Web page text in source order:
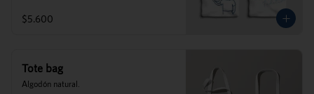
$5.600
Tote bag
Algodón natural.